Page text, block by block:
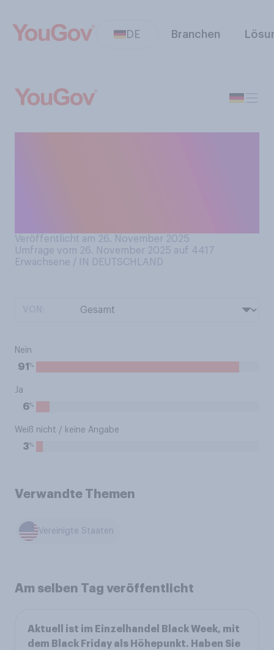
DE Branchen
Veröffentlicht am 26. November 2025
Umfrage vom 26. November 2025 auf 4417
Erwachsene / IN DEUTSCHLAND
Nein
91 %
Ja
6%
Weiß nicht / keine Angabe
3%
Verwandte Themen
Vereinigte Staaten
Am selben Tag veröffentlicht
Aktuell ist im Einzelhandel Black Week, mit
dem Black Friday als Höhepunkt. Haben Sie